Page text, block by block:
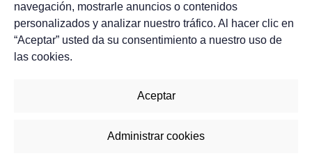
navegación, mostrarle anuncios o contenidos
personalizados y analizar nuestro tráfico. Al hacer clic en
“Aceptar” usted da su consentimiento a nuestro uso de
las cookies.
Aceptar
Administrar cookies